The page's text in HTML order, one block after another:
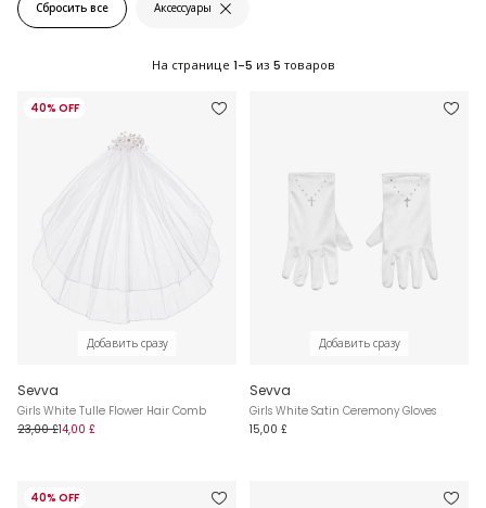
Сбросить все Аксессуары
На странице 1-5 из 5 товаров
40% OFF
Добавить сразу
Sevva
Girls White Tulle Flower Hair Comb
23,00 £14,00 £
Добавить сразу
Sevva
Girls White Satin Ceremony Gloves
15,00 £
40% OFF